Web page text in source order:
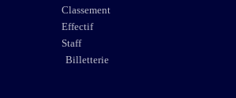
Classement
Effectif
Staff
Billetterie